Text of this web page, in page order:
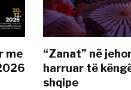
me
“Zanat” në
harruar të
shqipe